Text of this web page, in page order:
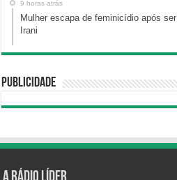
9 horas atrás
Mulher escapa de feminicídio após
Irani
Publicidade